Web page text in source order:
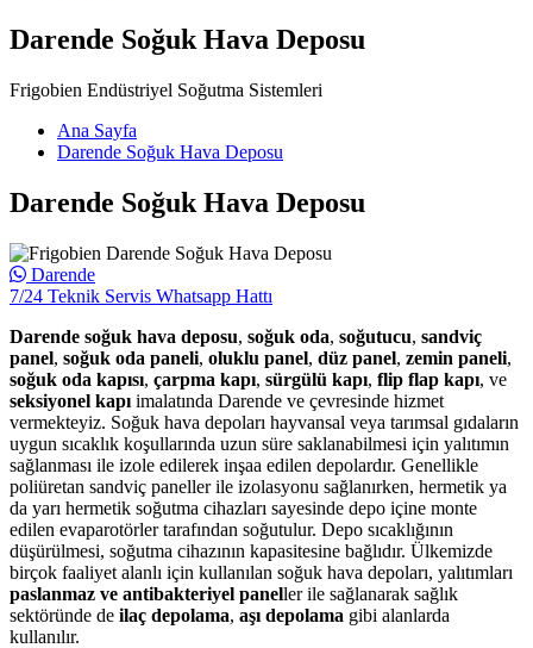
Darende Soğuk Hava Deposu
Frigobien Endüstriyel Soğutma Sistemleri
Ana Sayfa
Darende Soğuk Hava Deposu
Darende Soğuk Hava Deposu
Darende
7/24 Teknik Servis Whatsapp Hattı
Darende soğuk hava deposu, soğuk oda, soğutucu, sandviç
panel, soğuk oda paneli, oluklu panel, düz panel, zemin paneli,
soğuk oda kapısı, çarpma kapı, sürgülü kapı, flip flap kapı, ve
seksiyonel kapı imalatında Darende ve çevresinde hizmet
vermekteyiz. Soğuk hava depoları hayvansal veya tarımsal gıdaların
uygun sıcaklık koşullarında uzun süre saklanabilmesi için yalıtımın
sağlanması ile izole edilerek inşaa edilen depolardır. Genellikle
poliüretan sandviç paneller ile izolasyonu sağlanırken, hermetik ya
da yarı hermetik soğutma cihazları sayesinde depo içine monte
edilen evaparotörler tarafından soğutulur. Depo sıcaklığının
düşürülmesi, soğutma cihazının kapasitesine bağlıdır. Ülkemizde
birçok faaliyet alanlı için kullanılan soğuk hava depoları, yalıtımları
paslanmaz ve antibakteriyel paneller ile sağlanarak sağlık
sektöründe de ilaç depolama, aşı depolama gibi alanlarda
kullanılır.